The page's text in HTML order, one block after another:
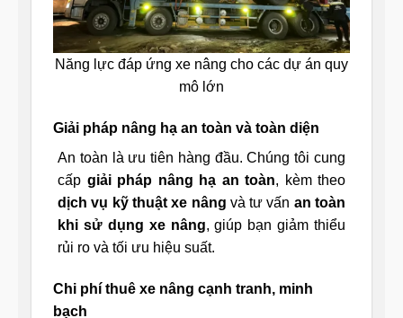
Năng lực đáp ứng xe nâng cho các dự án quy
mô lớn
Giải pháp nâng hạ an toàn và toàn diện
An toàn là ưu tiên hàng đầu. Chúng tôi cung
cấp giải pháp nâng hạ an toàn, kèm theo
dịch vụ kỹ thuật xe nâng và tư vấn an toàn
khi sử dụng xe nâng, giúp bạn giảm thiểu
rủi ro và tối ưu hiệu suất.
Chi phí thuê xe nâng cạnh tranh, minh
bạch